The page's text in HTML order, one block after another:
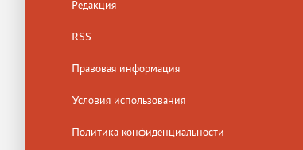
Редакция
RSS
Правовая информация
Условия использования
Политика конфиденциальности